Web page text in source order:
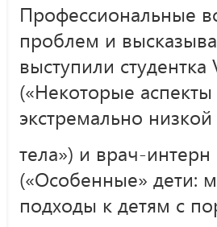
Профессиональные
проблем и
выступили
(«Некоторые
экстремально
тела») и врач-
(«Особенные» дети:
подходы к детям с